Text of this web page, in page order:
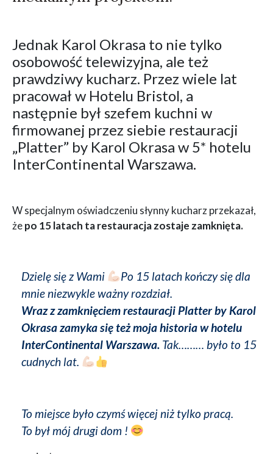
Jednak Karol Okrasa to nie tylko
osobowość telewizyjna, ale też
prawdziwy kucharz. Przez wiele lat
pracował w Hotelu Bristol, a
następnie był szefem kuchni w
firmowanej przez siebie restauracji
„Platter” by Karol Okrasa w 5* hotelu
InterContinental Warszawa.
W specjalnym oświadczeniu słynny kucharz przekazał,
żepo 15 latach ta restauracja zostaje zamknięta.
Dzielę się z Wami
Po 15 latach kończy się dla
mnie niezwykle ważny rozdział.
Wraz z zamknięciem restauracji Platter by Karol
Okrasa zamyka się też moja historia w hotelu
InterContinental Warszawa. Tak……… było to 15
cudnych lat.
To miejsce było czymś więcej niż tylko pracą.
To był mój drugi dom !